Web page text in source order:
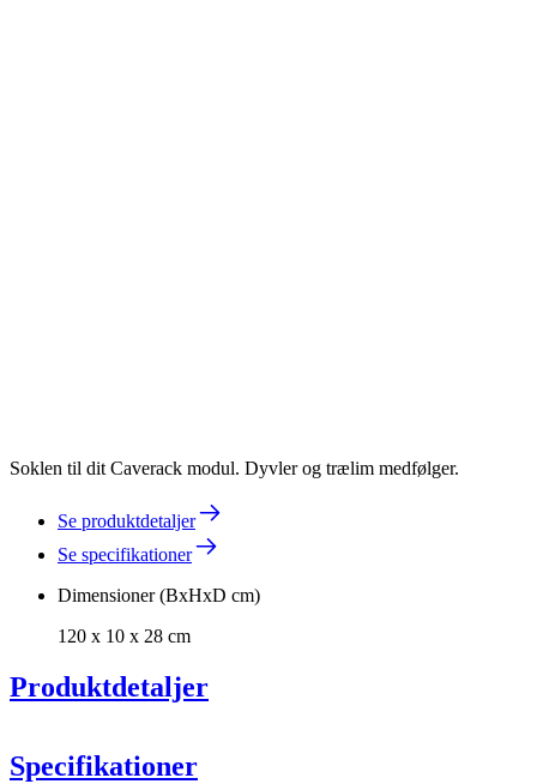
Soklen til dit Caverack modul. Dyvler og trælim medfølger.
Se produktdetaljer
Se specifikationer
Dimensioner (BxHxD cm)
120 x 10 x 28 cm
Produktdetaljer
Specifikationer